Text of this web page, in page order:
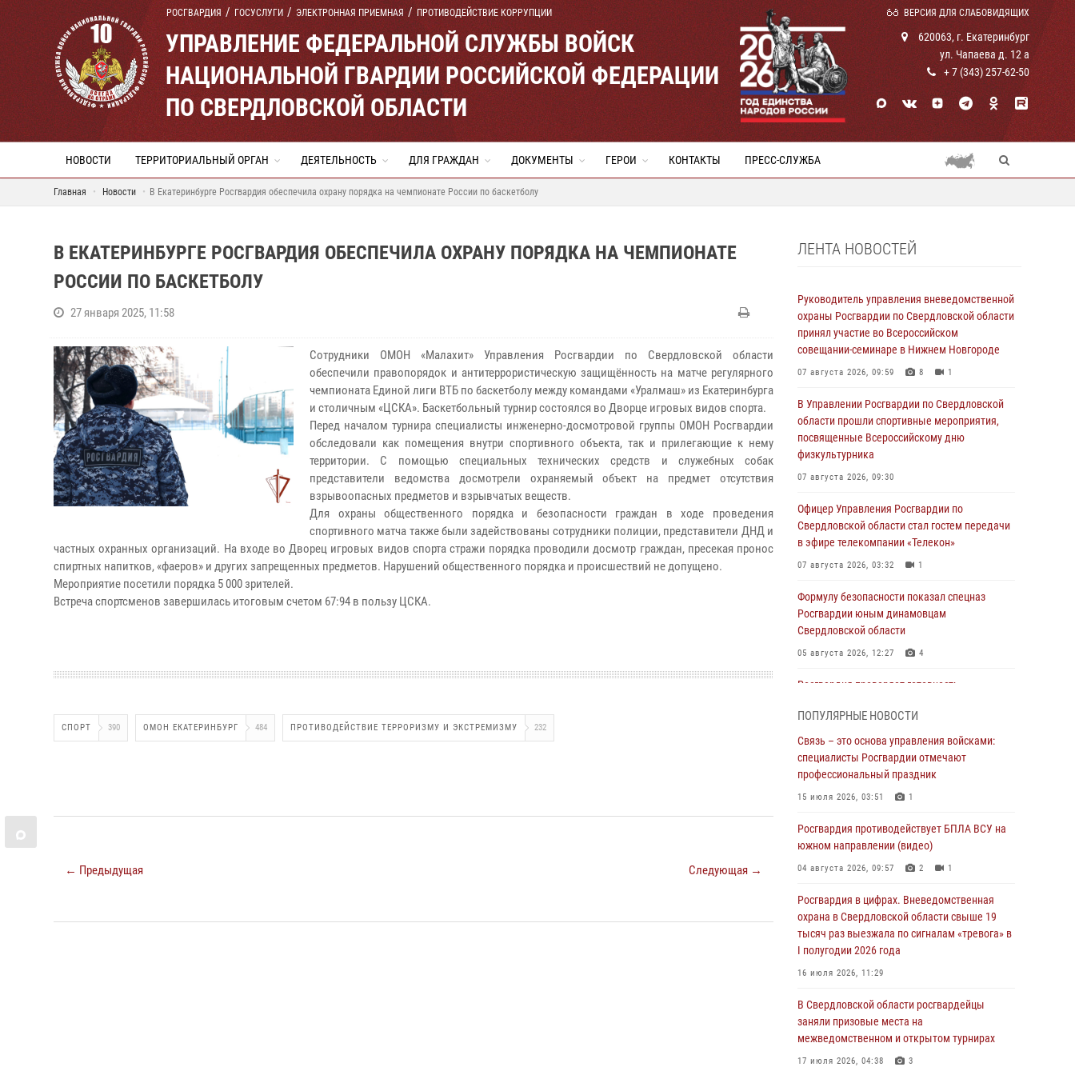
РОСГВАРДИЯ ГОСУСЛУГИ ЭЛЕКТРОННАЯ ПРИЕМНАЯ ПРОТИВОДЕЙСТВИЕ КОРРУПЦИИ ВЕРСИЯ ДЛЯ СЛАБОВИДЯЩИХ
УПРАВЛЕНИЕ ФЕДЕРАЛЬНОЙ СЛУЖБЫ ВОЙСК
НАЦИОНАЛЬНОЙ ГВАРДИИ РОССИЙСКОЙ ФЕДЕРАЦИИ
ПО СВЕРДЛОВСКОЙ ОБЛАСТИ
620063, г. Екатеринбург
ул. Чапаева д. 12 а
+ 7 (343) 257-62-50
НОВОСТИ ТЕРРИТОРИАЛЬНЫЙ ОРГАН ДЕЯТЕЛЬНОСТЬ ДЛЯ ГРАЖДАН ДОКУМЕНТЫ ГЕРОИ КОНТАКТЫ ПРЕСС-СЛУЖБА
Главная Новости В Екатеринбурге Росгвардия обеспечила охрану порядка на чемпионате России по баскетболу
В ЕКАТЕРИНБУРГЕ РОСГВАРДИЯ ОБЕСПЕЧИЛА ОХРАНУ ПОРЯДКА НА ЧЕМПИОНАТЕ
РОССИИ ПО БАСКЕТБОЛУ
27 января 2025, 11:58
Сотрудники ОМОН «Малахит» Управления Росгвардии по Свердловской области
обеспечили правопорядок и антитеррористическую защищённость на матче регулярного
чемпионата Единой лиги ВТБ по баскетболу между командами «Уралмаш» из Екатеринбурга
и столичным «ЦСКА». Баскетбольный турнир состоялся во Дворце игровых видов спорта.
Перед началом турнира специалисты инженерно-досмотровой группы ОМОН Росгвардии
обследовали как помещения внутри спортивного объекта, так и прилегающие к нему
территории. С помощью специальных технических средств и служебных собак
представители ведомства досмотрели охраняемый объект на предмет отсутствия
взрывоопасных предметов и взрывчатых веществ.
Для охраны общественного порядка и безопасности граждан в ходе проведения
спортивного матча также были задействованы сотрудники полиции, представители ДНД и
частных охранных организаций. На входе во Дворец игровых видов спорта стражи порядка проводили досмотр граждан, пресекая пронос
спиртных напитков, «фаеров» и других запрещенных предметов. Нарушений общественного порядка и происшествий не допущено.
Мероприятие посетили порядка 5 000 зрителей.
Встреча спортсменов завершилась итоговым счетом 67:94 в пользу ЦСКА.
СПОРТ 390 ОМОН ЕКАТЕРИНБУРГ 484 ПРОТИВОДЕЙСТВИЕ ТЕРРОРИЗМУ И ЭКСТРЕМИЗМУ 232
← Предыдущая Следующая →
ЛЕНТА НОВОСТЕЙ
Руководитель управления вневедомственной
охраны Росгвардии по Свердловской области
принял участие во Всероссийском
совещании-семинаре в Нижнем Новгороде
07 августа 2026, 09:59 8 1
В Управлении Росгвардии по Свердловской
области прошли спортивные мероприятия,
посвященные Всероссийскому дню
физкультурника
07 августа 2026, 09:30
Офицер Управления Росгвардии по
Свердловской области стал гостем передачи
в эфире телекомпании «Телекон»
07 августа 2026, 03:32 1
Формулу безопасности показал спецназ
Росгвардии юным динамовцам
Свердловской области
05 августа 2026, 12:27 4
Росгвардия проверяет готовность
учебному году
05 августа 2026, 05:44 10
Росгвардия противодействует БПЛА ВСУ на
южном направлении (видео)
Росгвардия приняла участие в обеспечении
безопасности Дня города в Екатеринбурге
Росгвардия приняла участие в
межведомственном антитеррористическом
учении в Свердловской области
31 июля 2026, 12:27
Росгвардия обеспечивает безопасность
граждан на южном направлении
31 июля 2026, 06:56 1
ПОПУЛЯРНЫЕ НОВОСТИ
Связь – это основа управления войсками:
специалисты Росгвардии отмечают
профессиональный праздник
15 июля 2026, 03:51 1
Росгвардия противодействует БПЛА ВСУ на
южном направлении (видео)
04 августа 2026, 09:57 2 1
Росгвардия в цифрах. Вневедомственная
охрана в Свердловской области свыше 19
тысяч раз выезжала по сигналам «тревога» в
I полугодии 2026 года
16 июля 2026, 11:29
В Свердловской области росгвардейцы
заняли призовые места на
межведомственном и открытом турнирах
17 июля 2026, 04:38 3